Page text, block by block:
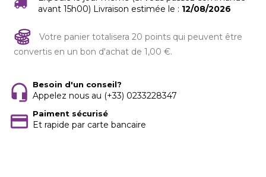
avant 15h00) Livraison estimée le : 12/08/2026
Votre panier totalisera 20 points qui peuvent être
convertis en un bon d'achat de 1,00 €.
Besoin d'un conseil?
Appelez nous au (+33) 0233228347
Paiment sécurisé
Et rapide par carte bancaire